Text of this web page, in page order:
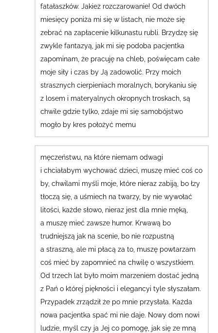
fatałaszków. Jakież rozczarowanie! Od dwóch
miesięcy poniża mi się w listach, nie może się
zebrać na zapłacenie kilkunastu rubli. Brzydzę się
zwykle fantazyą, jak mi się podoba pacjentka
zapominam, że pracuję na chleb, poświęcam całe
moje siły i czas by Ją zadowolić. Przy moich
strasznych cierpieniach moralnych, borykaniu się
z losem i materyalnych okropnych troskach, są
chwile gdzie tylko, zdaje mi się samobójstwo
mogło by kres położyć memu
męczeństwu, na które niemam odwagi
i chciałabym wychować dzieci , muszę mieć coś co
by, chwilami myśli moje, które nieraz zabiją, bo łzy
tłoczą się, a uśmiech na twarzy, by nie wywołać
litości, każde słowo, nieraz jest dla mnie męką,
a muszę mieć zawsze humor. Krwawą bo
trudniejszą jak na scenie, bo nie rozpustną
a straszną, ale mi płacą za to, muszę powtarzam
coś mieć by zapomnieć na chwilę o wszystkiem.
Od trzech lat było moim marzeniem dostać jedną
z Pań o której piękności i elegancyi tyle słyszałam.
Przypadek zrządził że po mnie przysłała. Każda
nowa pacjentka spać mi nie daje. Nowy dom nowi
ludzie, myśl czy ja Jej co pomogę, jak się ze mną